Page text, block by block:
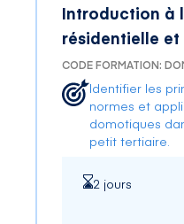
Introduction à
résidentielle
CODE FORMATION:
Identifier les
normes et
domotiques
petit tertiaire.
2 jours